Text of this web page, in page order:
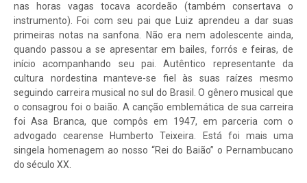
nas horas vagas tocava acordeão (também consertava o
instrumento). Foi com seu pai que Luiz aprendeu a dar suas
primeiras notas na sanfona. Não era nem adolescente ainda,
quando passou a se apresentar em bailes, forrós e feiras, de
início acompanhando seu pai. Autêntico representante da
cultura nordestina manteve-se fiel às suas raízes mesmo
seguindo carreira musical no sul do Brasil. O gênero musical que
o consagrou foi o baião. A canção emblemática de sua carreira
foi Asa Branca, que compôs em 1947, em parceria com o
advogado cearense Humberto Teixeira. Está foi mais uma
singela homenagem ao nosso “Rei do Baião” o Pernambucano
do século XX.